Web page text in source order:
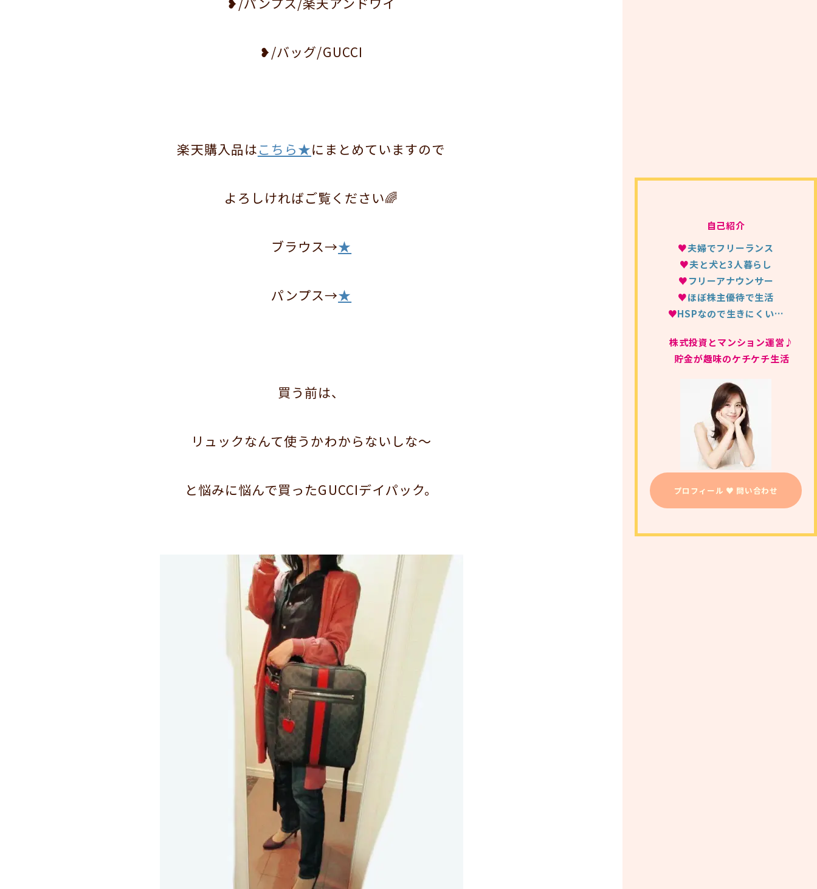
❥/バッグ/GUCCI
楽天購入品はこちら★にまとめていますので
よろしければご覧ください🌈
ブラウス→★
パンプス→★
買う前は、
リュックなんて使うかわからないしな～
と悩みに悩んで買ったGUCCIデイパック。
自己紹介
♥夫婦でフリーランス
♥夫と犬と3人暮らし
♥フリーアナウンサー
♥ほぼ株主優待で生活
♥HSPなので生きにくい…
株式投資とマンション運営♪
貯金が趣味のケチケチ生活
プロフィール ♥ 問い合わせ